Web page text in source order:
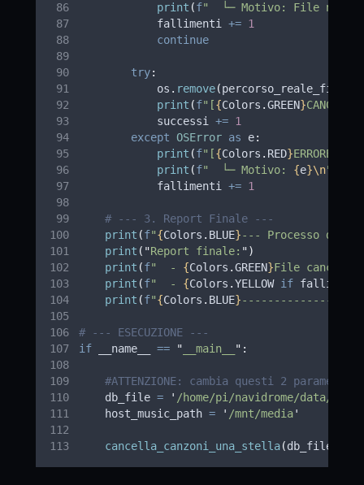
print (f"  └─ Motivo: File non
            fallimenti
+= 1
continue
try:
            os
. remove(percorso_reale_file
print (f"[{Colors .GREEN}
            successi
+= 1
except OSError as e:
print (f"[{Colors . RED}ERRORE
print (f"  └─ Motivo: {e}\n"
            fallimenti
+= 1
# --- 3. Report Finale ---
print (f"{Colors . BLUE}--- Processo di
print ( "Report finale: ")
print (f"  - {Colors .GREEN}File
print (f"  - {Colors .YELLOW if
print (f"{Colors . BLUE}
# --- ESECUZIONE ---
if __name__ == " __main__ " :
#ATTENZIONE: cambia questi 2
    db_file
= ' /home/pi/navidrome/data/
    host_music_path
= ' /mnt/media'
cancella_canzoni_una_stella(db_file